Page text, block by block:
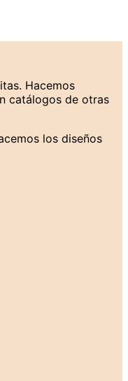
Hacemos
catálogos de otras
los diseños